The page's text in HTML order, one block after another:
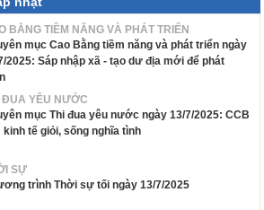
BẰNG TIỀM NĂNG VÀ PHÁT TRIỂN
mục Cao Bằng tiềm năng và phát triển ngày
2025: Sáp nhập xã - tạo dư địa mới để phát
ĐUA YÊU NƯỚC
mục Thi đua yêu nước ngày 13/7/2025: CCB
kinh tế giỏi, sống nghĩa tình
SỰ
trình Thời sự tối ngày 13/7/2025